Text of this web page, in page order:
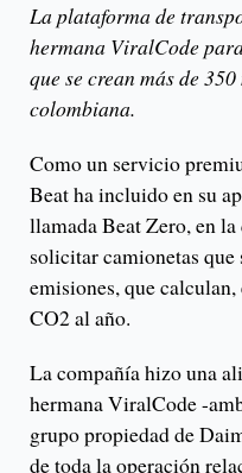
La plataforma de
hermana ViralCode
que se crean más de
colombiana.
Como un servicio
Beat ha incluido en su
llamada Beat Zero, en
solicitar camionetas
emisiones, que
CO2 al año.
La compañía hizo una
hermana ViralCode -
grupo propiedad de
de toda la operación